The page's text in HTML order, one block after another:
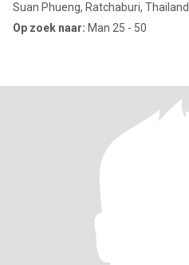
Suan Phueng, Ratchaburi, Thailand
Op zoek naar: Man 25 - 50